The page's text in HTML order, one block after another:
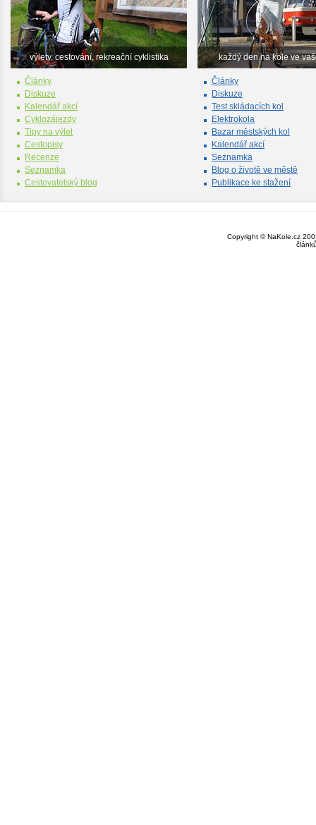
výlety, cestování, rekreační cyklistika
Články
Diskuze
Kalendář akcí
Cyklozájezdy
Tipy na výlet
Cestopisy
Recenze
Seznamka
Cestovatelský blog
každý den na kole ve
Články
Diskuze
Test skládacích kol
Elektrokola
Bazar městských kol
Kalendář akcí
Seznamka
Blog o životě ve městě
Publikace ke stažení
Copyright © NaKole.cz